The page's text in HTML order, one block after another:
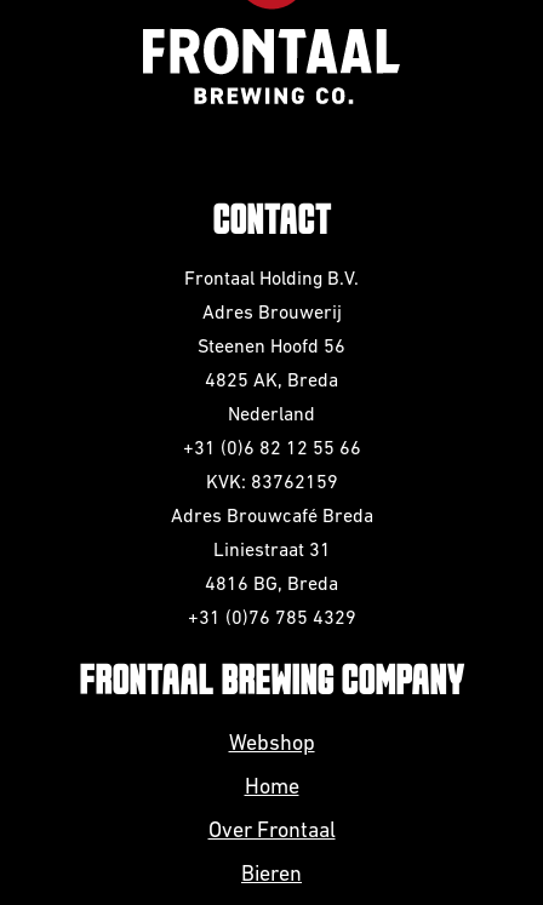
CONTACT
Frontaal Holding B.V.
Adres Brouwerij
Steenen Hoofd 56
4825 AK, Breda
Nederland
+31 (0)6 82 12 55 66
KVK: 83762159
Adres Brouwcafé Breda
Liniestraat 31
4816 BG, Breda
+31 (0)76 785 4329
FRONTAAL BREWING COMPANY
Webshop
Home
Over Frontaal
Bieren